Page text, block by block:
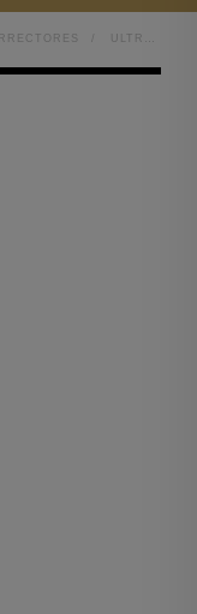
ULTRA LE TEINT LE CORRECTEUR CORRECTOR DE LARGA DURACIÓN - ULTRACONFORT - ACABADO IMPECABLE